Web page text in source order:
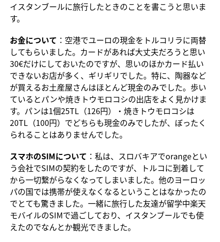
イスタンブールに旅行したときのことを書こうと思いま
す。
お金について ：空港でユーロの現金をトルコリラに両替
してもらいました。カードがあれば大丈夫だろうと思い
30€だけにしておいたのですが、思いのほかカード払い
できないお店が多く、ギリギリでした。特に、陶器など
が買えるお土産屋さんはほとんど現金のみでした。歩い
ているとパンや焼きトウモロコシの出店をよく見かけま
す。パンは1個25TL（126円）・焼きトウモロコシは
20TL（100円）でどちらも現金のみでしたが、ぼったく
られることはありませんでした。
スマホのSIMについて ：私は、スロバキアでorangeとい
う会社でSIMの契約をしたのですが、トルコに到着して
から一切繋がらなくなってしまいました。他のヨーロッ
パの国では携帯が使えなくなるということはなかったの
でとても驚きました。一緒に旅行した友達が留学中楽天
モバイルのSIMで過ごしており、イスタンブールでも使
えたのでなんとか観光できました。